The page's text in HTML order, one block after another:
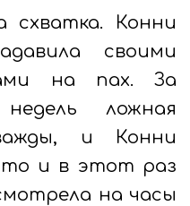
схватка. Конни
своими
на пах. За
ложная
и Конни
и в этот раз
на часы